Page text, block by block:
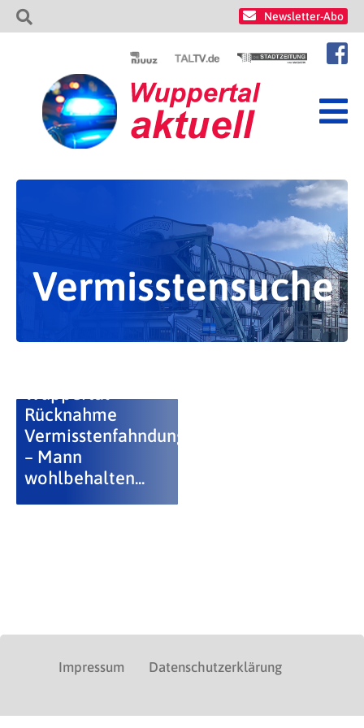
Newsletter-Abo
Vermisstensuche
Rücknahme
Vermisstenfahndung
– Mann
wohlbehalten...
Impressum Datenschutzerklärung